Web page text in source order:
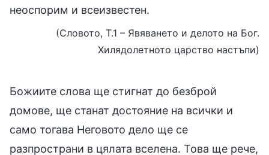
неоспорим и всеизвестен.
(Словото, Т.1 – Явяването и делото на Бог.
Хилядолетното царство настъпи)
Божиите слова ще стигнат до безброй
домове, ще станат достояние на всички и
само тогава Неговото дело ще се
разпространи в цялата вселена. Това ще рече,